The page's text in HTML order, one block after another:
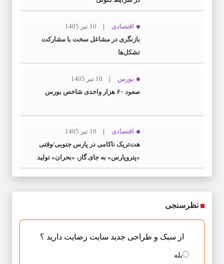
اقتصادی
10 تیر 1405
بازنگری در مشاغل سخت با مشارکت
تشکل‌ها
بورس
10 تیر 1405
صعود ۶۰ هزار واحدی شاخص بورس
اقتصادی
10 تیر 1405
هت‌تریک ناکامی در پارس جنوبی/وقتی
«پتروپارس» به جای گاز، «بحران» تولید
می‌کند
نظرسنجی
از سبک و طراحی جدید سایت رضایت دارید ؟
بله